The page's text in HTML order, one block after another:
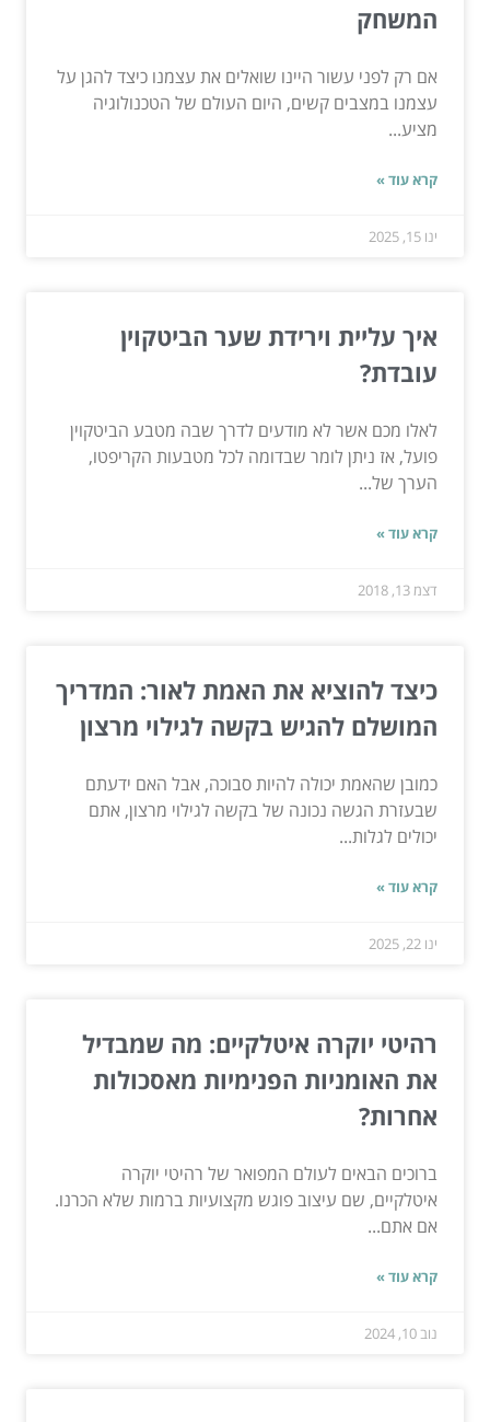
המשחק
אם רק לפני עשור היינו שואלים את עצמנו כיצד להגן על
עצמנו במצבים קשים, היום העולם של הטכנולוגיה
מציע...
קרא עוד »
ינו 15, 2025
איך עליית וירידת שער הביטקוין
עובדת?
לאלו מכם אשר לא מודעים לדרך שבה מטבע הביטקוין
פועל, אז ניתן לומר שבדומה לכל מטבעות הקריפטו,
הערך של...
קרא עוד »
דצמ 13, 2018
כיצד להוציא את האמת לאור: המדריך
המושלם להגיש בקשה לגילוי מרצון
כמובן שהאמת יכולה להיות סבוכה, אבל האם ידעתם
שבעזרת הגשה נכונה של בקשה לגילוי מרצון, אתם
יכולים לגלות...
קרא עוד »
ינו 22, 2025
רהיטי יוקרה איטלקיים: מה שמבדיל
את האומניות הפנימיות מאסכולות
אחרות?
ברוכים הבאים לעולם המפואר של רהיטי יוקרה
איטלקיים, שם עיצוב פוגש מקצועיות ברמות שלא הכרנו.
אם אתם...
קרא עוד »
נוב 10, 2024